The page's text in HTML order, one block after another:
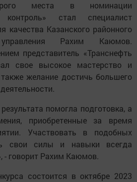
места в номинации
контроль» стал специалист
качества Казанского районного
управления Рахим Каюмов.
представитель «Транснефть
свое высокое мастерство и
желание достичь большего
помогла подготовка, а
приобретенные за время
Участвовать в подобных
свои силы и навыки всегда
- говорит Рахим Каюмов.
состоится в октябре 2023